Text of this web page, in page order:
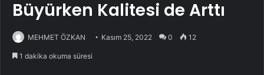
Büyürken Kalitesi de Arttı
MEHMET ÖZKAN Kasım 25, 2022 0 12
1 dakika okuma süresi